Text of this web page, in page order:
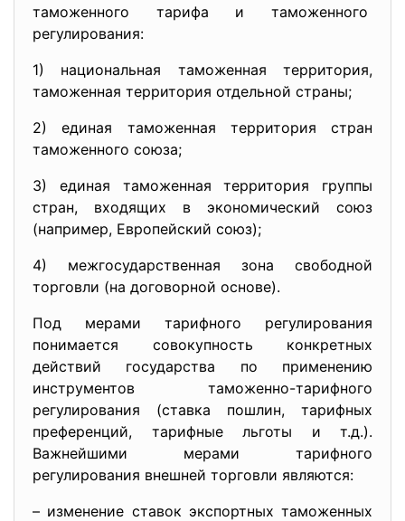
таможенного тарифа и таможенного
регулирования:
1) национальная таможенная территория,
таможенная территория отдельной страны;
2) единая таможенная территория стран
таможенного союза;
3) единая таможенная территория группы
стран, входящих в экономический союз
(например, Европейский союз);
4) межгосударственная зона свободной
торговли (на договорной основе).
Под мерами тарифного регулирования
понимается совокупность конкретных
действий государства по применению
инструментов таможенно-тарифного
регулирования (ставка пошлин, тарифных
преференций, тарифные льготы и т.д.).
Важнейшими мерами тарифного
регулирования внешней торговли являются:
– изменение ставок экспортных таможенных